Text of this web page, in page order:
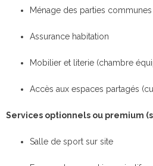
Ménage des parties communes
Assurance habitation
Mobilier et literie (chambre
Accès aux espaces partagés
Services optionnels ou premium
Salle de sport sur site